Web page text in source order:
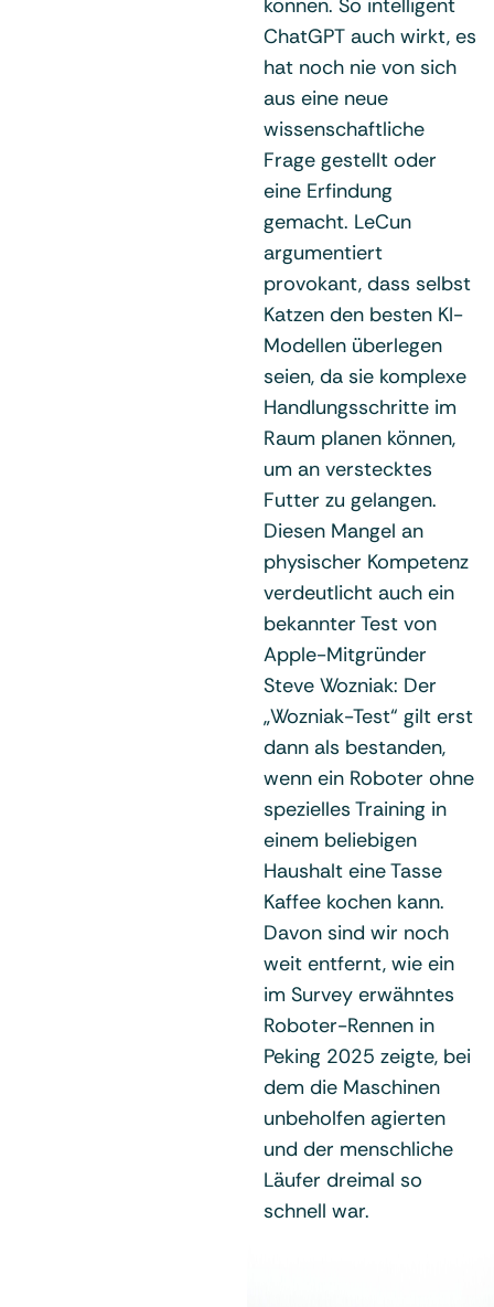
ChatGPT auch wirkt, es
hat noch nie von sich
aus eine neue
wissenschaftliche
Frage gestellt oder
eine Erfindung
gemacht. LeCun
argumentiert
provokant, dass selbst
Katzen den besten KI-
Modellen überlegen
seien, da sie komplexe
Handlungsschritte im
Raum planen können,
um an verstecktes
Futter zu gelangen.
Diesen Mangel an
physischer Kompetenz
verdeutlicht auch ein
bekannter Test von
Apple-Mitgründer
Steve Wozniak: Der
„Wozniak-Test“ gilt erst
dann als bestanden,
wenn ein Roboter ohne
spezielles Training in
einem beliebigen
Haushalt eine Tasse
Kaffee kochen kann.
Davon sind wir noch
weit entfernt, wie ein
im Survey erwähntes
Roboter-Rennen in
Peking 2025 zeigte, bei
dem die Maschinen
unbeholfen agierten
und der menschliche
Läufer dreimal so
schnell war.